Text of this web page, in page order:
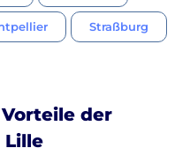
Straßburg
der
Lille